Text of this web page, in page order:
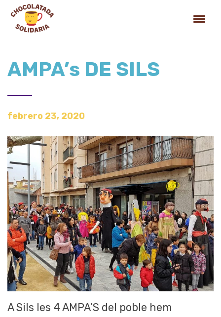
AMPA’s DE SILS
febrero 23, 2020
A Sils les 4 AMPA’S del poble hem